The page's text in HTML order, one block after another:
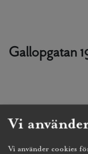
Gallopgatan
Vi
Vi använder cookies